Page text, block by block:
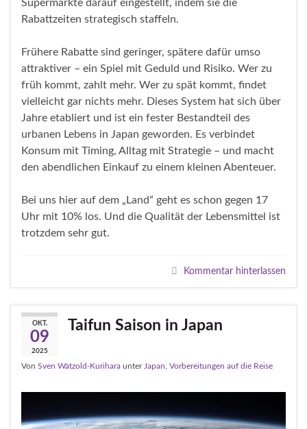
Supermärkte darauf eingestellt, indem sie die
Rabattzeiten strategisch staffeln.
Frühere Rabatte sind geringer, spätere dafür umso
attraktiver – ein Spiel mit Geduld und Risiko. Wer zu
früh kommt, zahlt mehr. Wer zu spät kommt, findet
vielleicht gar nichts mehr. Dieses System hat sich über
Jahre etabliert und ist ein fester Bestandteil des
urbanen Lebens in Japan geworden. Es verbindet
Konsum mit Timing, Alltag mit Strategie – und macht
den abendlichen Einkauf zu einem kleinen Abenteuer.
Bei uns hier auf dem „Land“ geht es schon gegen 17
Uhr mit 10% los. Und die Qualität der Lebensmittel ist
trotzdem sehr gut.
Kommentar hinterlassen
OKT.
09
2025
Taifun Saison in Japan
Von Sven Wätzold-Kurihara unter Japan Vorbereitungen auf die Reise